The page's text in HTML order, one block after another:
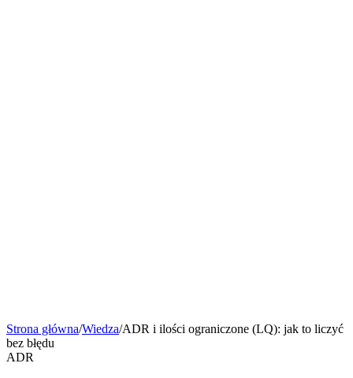
Strona główna/Wiedza/ADR i ilości ograniczone (LQ): jak to liczyć
bez błędu
ADR